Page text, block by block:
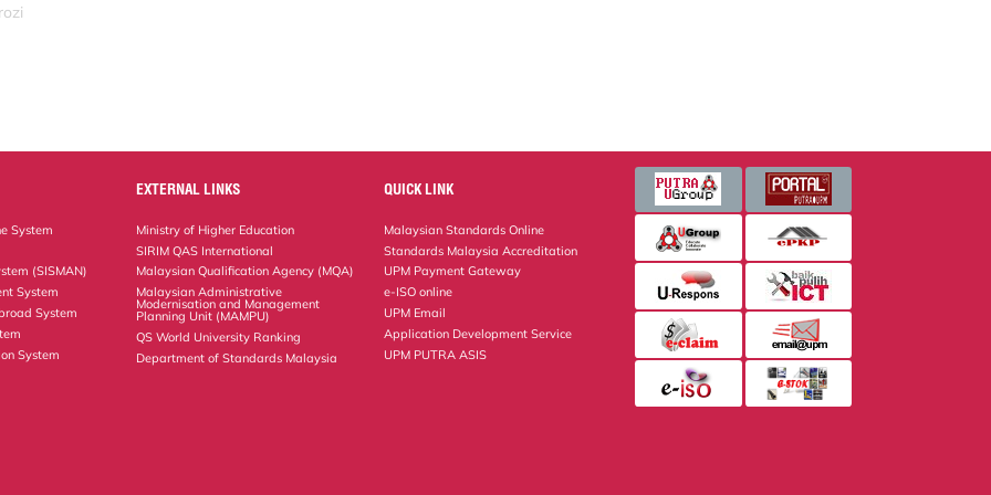
System
(SISMAN)
System
System
System
EXTERNAL LINKS
Ministry of Higher Education
SIRIM QAS International
Malaysian Qualification Agency (MQA)
Malaysian Administrative
Modernisation and Management
Planning Unit (MAMPU)
QS World University Ranking
Department of Standards Malaysia
QUICK LINK
Malaysian Standards Online
Standards Malaysia Accreditation
UPM Payment Gateway
e-ISO online
UPM Email
Application Development Service
UPM PUTRA ASIS